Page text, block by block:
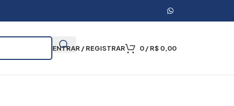
ENTRAR / REGISTRAR 0/R$ 0,00